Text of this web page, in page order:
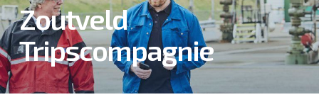
Zoutveld
Tripscompagnie